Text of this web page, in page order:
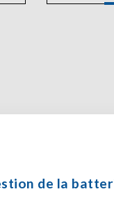
de la